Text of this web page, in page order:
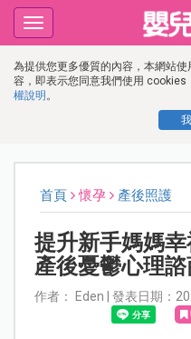
為提供您更多優質的內容，本網站
容，即表示您同意我們使用
權說明 。
Toggle
navigation
首頁 懷孕 產後照護
提升新手媽媽
產後憂鬱心理
作者： Eden | 發表日期：